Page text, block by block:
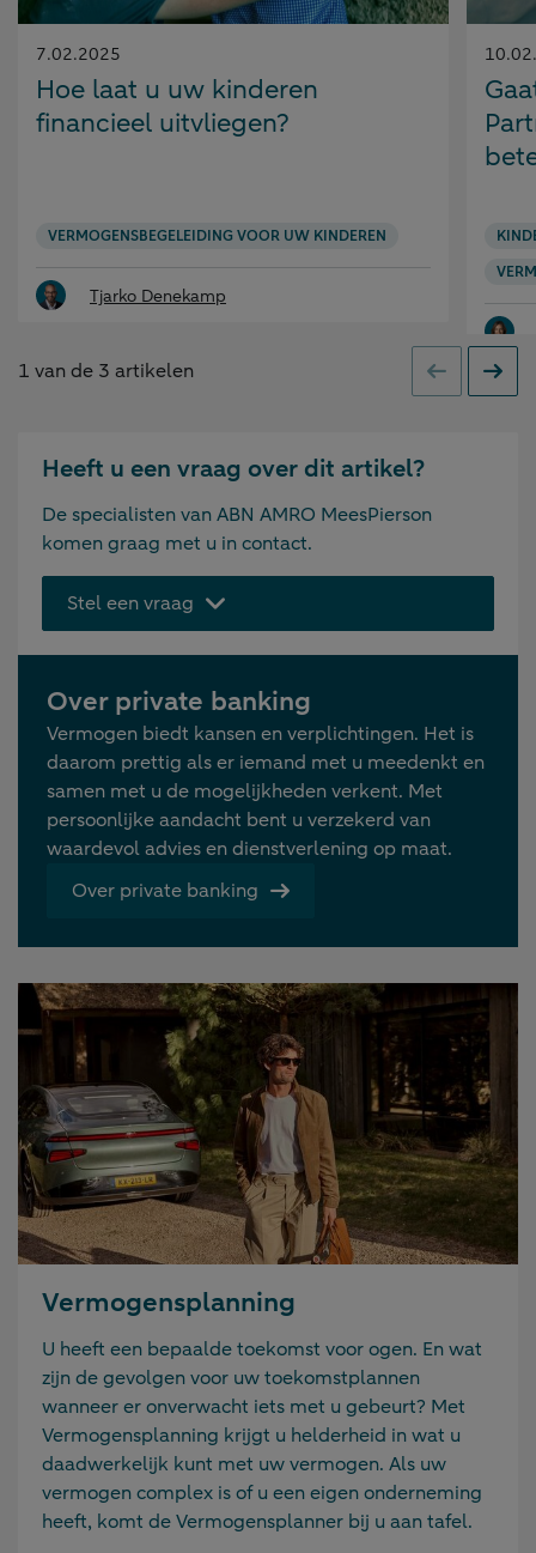
Gepubliceerd
op:
7.02.2025
Hoe laat u uw kinderen
financieel uitvliegen?
VERMOGENSBEGELEIDING VOOR UW KINDEREN
Tjarko Denekamp
op:
1 van de 3 artikelen Vorige
Heeft u een vraag over dit artikel?
De specialisten van ABN AMRO MeesPierson
komen graag met u in contact.
Stel een vraag
Over private banking
Vermogen biedt kansen en verplichtingen. Het is
daarom prettig als er iemand met u meedenkt en
samen met u de mogelijkheden verkent. Met
persoonlijke aandacht bent u verzekerd van
waardevol advies en dienstverlening op maat.
Over private banking
Vermogensplanning
U heeft een bepaalde toekomst voor ogen. En wat
zijn de gevolgen voor uw toekomstplannen
wanneer er onverwacht iets met u gebeurt? Met
Vermogensplanning krijgt u helderheid in wat u
daadwerkelijk kunt met uw vermogen. Als uw
vermogen complex is of u een eigen onderneming
heeft, komt de Vermogensplanner bij u aan tafel.